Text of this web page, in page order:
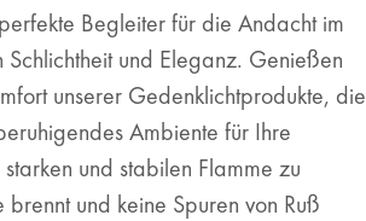
Begleiter für die Andacht im
und Eleganz. Genießen
unserer Gedenklichtprodukte, die
Ambiente für Ihre
und stabilen Flamme zu
und keine Spuren von Ruß